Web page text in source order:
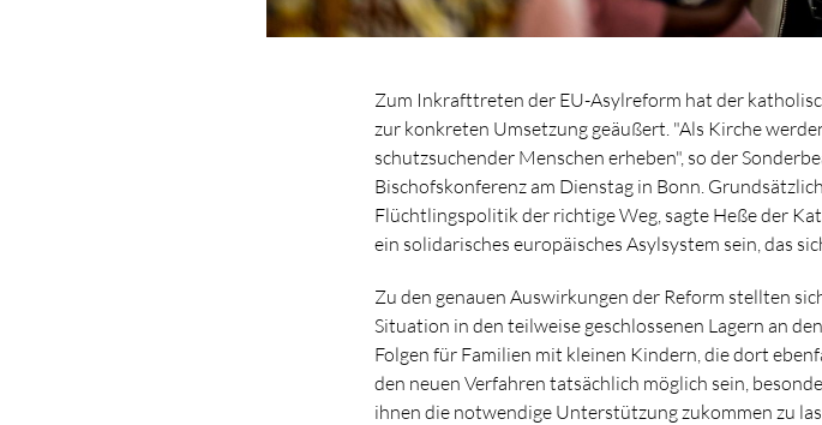
Zum Inkrafttreten der EU-Asylreform hat der
zur konkreten Umsetzung geäußert. "Als Kirche
schutzsuchender Menschen erheben", so der
Bischofskonferenz am Dienstag in Bonn.
Flüchtlingspolitik der richtige Weg, sagte Heße der
ein solidarisches europäisches Asylsystem sein, das
Zu den genauen Auswirkungen der Reform stellten
Situation in den teilweise geschlossenen Lagern an
Folgen für Familien mit kleinen Kindern, die dort
den neuen Verfahren tatsächlich möglich sein,
ihnen die notwendige Unterstützung zukommen zu